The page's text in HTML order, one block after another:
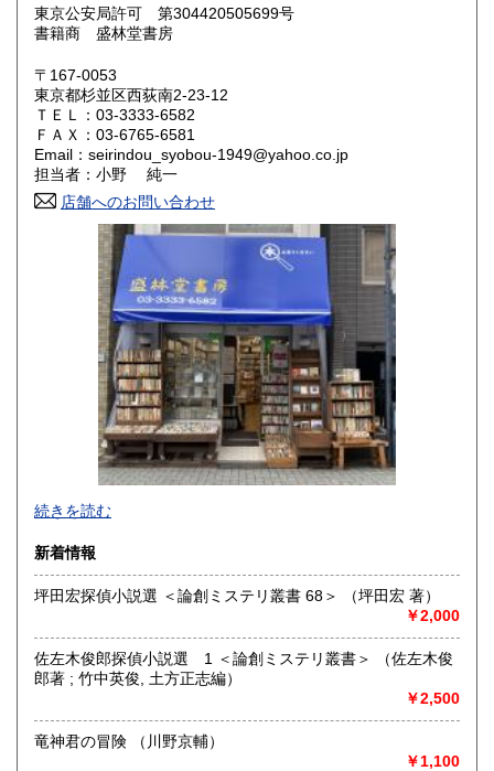
鳥取県
岡山県 200円
山口県 200円
香川県
200円 福岡県
200円 長崎県
200円 大分県
200円 鹿児島県
200円
東京公安局許可 第304420505699号
書籍商 盛林堂書房
〒167-0053
東京都杉並区西荻南2-23-12
ＴＥＬ：03-3333-6582
ＦＡＸ：03-6765-6581
Email：seirindou_syobou-1949@yahoo.co.jp
担当者：小野 純一
店舗へのお問い合わせ
創業７5年。
近代文学、探偵小説、ミステリー、音楽、絶版文庫を中心に
ご来店の際は咳エチケット、手指の消毒、密の回避など感染
症対策へのご協力をお願い致します。
※お問い合わせはメールにてお願い致します。電話でのお問
合せには対応出来ない場合があります。
※「日本の古本屋」掲載商品は店舗とは別の倉庫に保管して
来店し直接御覧になりたい方は前日までにご連絡ください。
事前連絡なく来店されてもご覧頂くことが出来ません。予め
続きを読む
新着情報
坪田宏探偵小説選 ＜論創ミステリ叢書 68＞ （坪田宏 著）
￥2,000
佐左木俊郎探偵小説選 1 ＜論創ミステリ叢書＞ （佐左木俊
郎著 ; 竹中英俊, 土方正志編）
￥2,500
竜神君の冒険 （川野京輔）
￥1,100